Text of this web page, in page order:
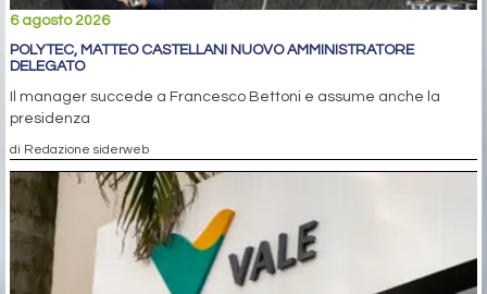
6 agosto 2026
POLYTEC, MATTEO CASTELLANI NUOVO AMMINISTRATORE
DELEGATO
Il manager succede a Francesco Bettoni e assume anche la
presidenza
di Redazione siderweb